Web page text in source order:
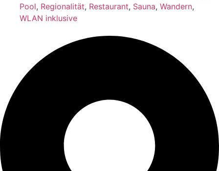
Pool, Regionalität, Restaurant, Sauna, Wandern,
WLAN inklusive